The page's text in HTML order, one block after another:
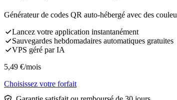
Générateur de codes QR auto-hébergé avec des
Lancez votre application instantanément
Sauvegardes hebdomadaires automatiques gratuites
VPS géré par IA
5,49 €/mois
Choisissez votre forfait